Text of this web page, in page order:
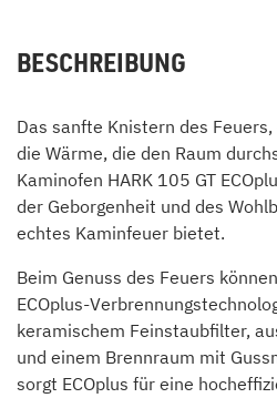
BESCHREIBUNG
Das sanfte Knistern des
die Wärme, die den Raum
Kaminofen HARK 105 GT
der Geborgenheit und des
echtes Kaminfeuer bietet.
Beim Genuss des Feuers
ECOplus-
keramischem Feinstaubfilter,
und einem Brennraum mit
sorgt ECOplus für eine